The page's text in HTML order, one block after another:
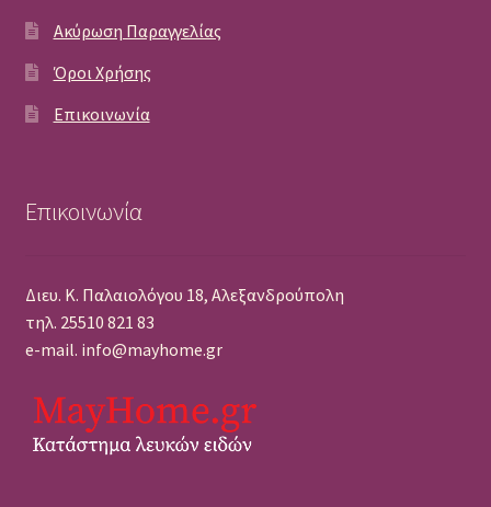
Ακύρωση Παραγγελίας
Όροι Χρήσης
Επικοινωνία
Επικοινωνία
Διευ. Κ. Παλαιολόγου 18, Αλεξανδρούπολη
τηλ. 25510 821 83
e-mail. info@mayhome.gr